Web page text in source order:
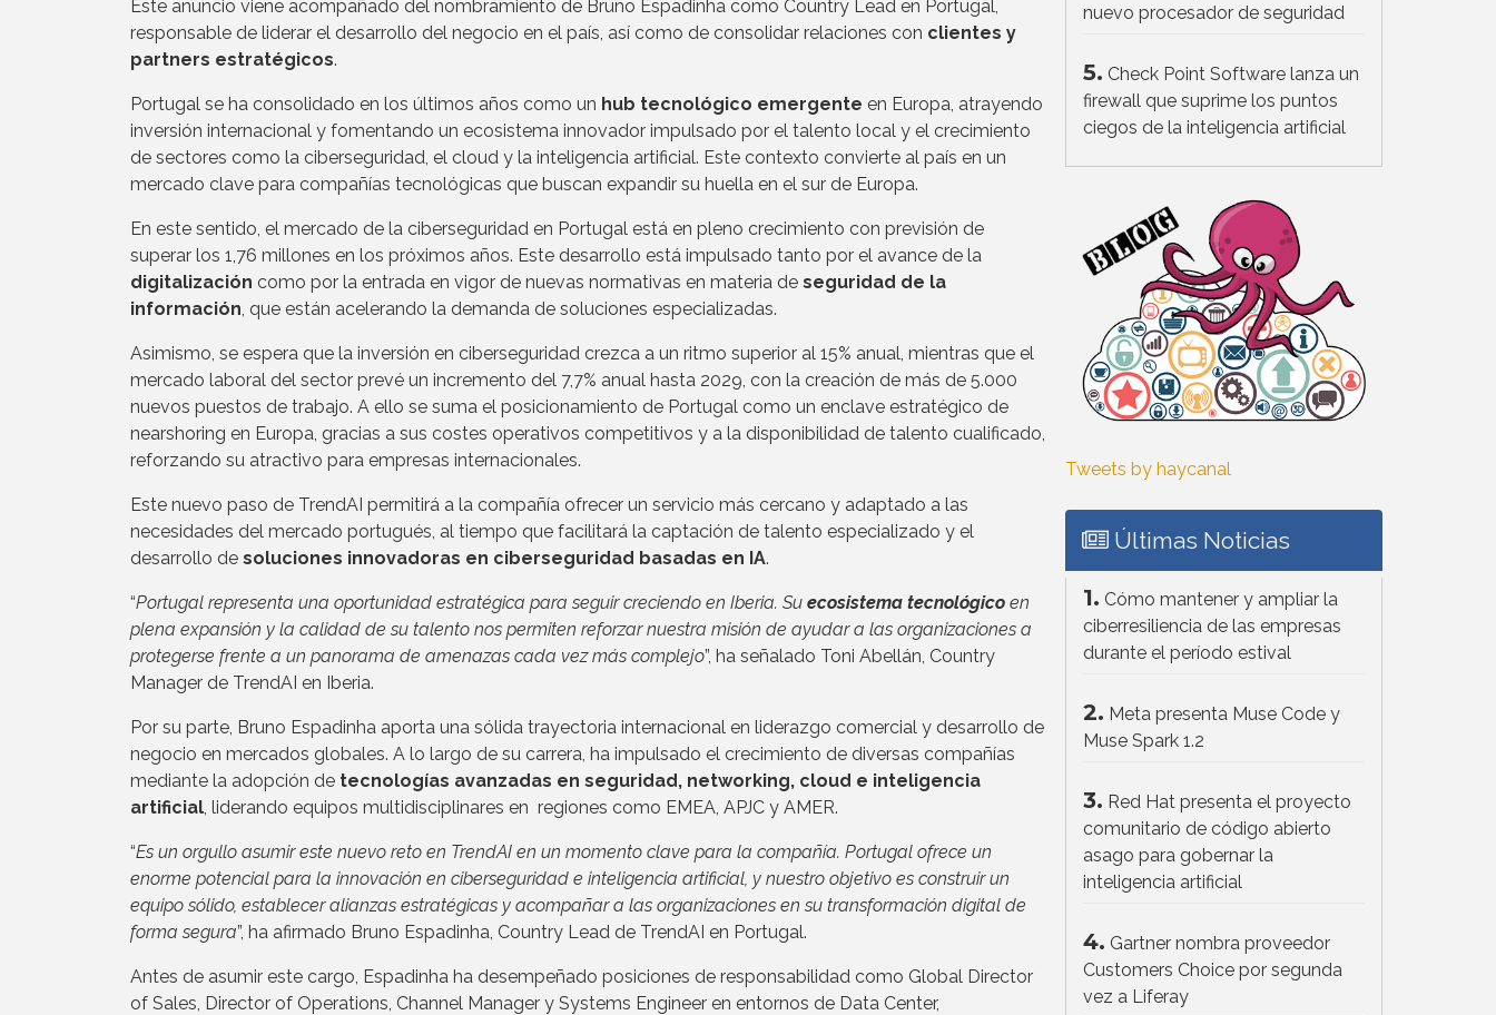
Este anuncio viene acompañado del nombramiento de Bruno Espadinha como Country Lead en Portugal,
responsable de liderar el desarrollo del negocio en el país, así como de consolidar relaciones con clientes y
partners estratégicos.
Portugal se ha consolidado en los últimos años como un hub tecnológico emergente en Europa, atrayendo
inversión internacional y fomentando un ecosistema innovador impulsado por el talento local y el crecimiento
de sectores como la ciberseguridad, el cloud y la inteligencia artificial. Este contexto convierte al país en un
mercado clave para compañías tecnológicas que buscan expandir su huella en el sur de Europa.
En este sentido, el mercado de la ciberseguridad en Portugal está en pleno crecimiento con previsión de
superar los 1,76 millones en los próximos años. Este desarrollo está impulsado tanto por el avance de la
digitalización como por la entrada en vigor de nuevas normativas en materia de seguridad de la
información , que están acelerando la demanda de soluciones especializadas.
Asimismo, se espera que la inversión en ciberseguridad crezca a un ritmo superior al 15% anual, mientras que el
mercado laboral del sector prevé un incremento del 7,7% anual hasta 2029, con la creación de más de 5.000
nuevos puestos de trabajo. A ello se suma el posicionamiento de Portugal como un enclave estratégico de
nearshoring en Europa, gracias a sus costes operativos competitivos y a la disponibilidad de talento cualificado,
reforzando su atractivo para empresas internacionales.
Este nuevo paso de TrendAI permitirá a la compañía ofrecer un servicio más cercano y adaptado a las
necesidades del mercado portugués, al tiempo que facilitará la captación de talento especializado y el
desarrollo de soluciones innovadoras en ciberseguridad basadas en IA.
“Portugal representa una oportunidad estratégica para seguir creciendo en Iberia. Su ecosistema tecnológico en
plena expansión y la calidad de su talento nos permiten reforzar nuestra misión de ayudar a las organizaciones a
protegerse frente a un panorama de amenazas cada vez más complejo”, ha señalado Toni Abellán, Country
Manager de TrendAI en Iberia.
Por su parte, Bruno Espadinha aporta una sólida trayectoria internacional en liderazgo comercial y desarrollo de
negocio en mercados globales. A lo largo de su carrera, ha impulsado el crecimiento de diversas compañías
mediante la adopción de tecnologías avanzadas en seguridad, networking, cloud e inteligencia
artificial , liderando equipos multidisciplinares en regiones como EMEA, APJC y AMER.
“Es un orgullo asumir este nuevo reto en TrendAI en un momento clave para la compañía. Portugal ofrece un
enorme potencial para la innovación en ciberseguridad e inteligencia artificial, y nuestro objetivo es construir un
equipo sólido, establecer alianzas estratégicas y acompañar a las organizaciones en su transformación digital de
forma segura”, ha afirmado Bruno Espadinha, Country Lead de TrendAI en Portugal.
Antes de asumir este cargo, Espadinha ha desempeñado posiciones de responsabilidad como Global Director
of Sales, Director of Operations, Channel Manager y Systems Engineer en entornos de Data Center,
nuevo procesador de seguridad
5. Check Point Software lanza un
firewall que suprime los puntos
ciegos de la inteligencia artificial
Tweets by haycanal
Últimas Noticias
1. Cómo mantener y ampliar la
ciberresiliencia de las empresas
durante el período estival
2. Meta presenta Muse Code y
Muse Spark 1.2
3. Red Hat presenta el proyecto
comunitario de código abierto
asago para gobernar la
inteligencia artificial
4. Gartner nombra proveedor
Customers Choice por segunda
vez a Liferay